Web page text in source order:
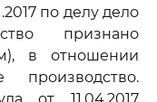
по делу дело
признано
в отношении
производство.